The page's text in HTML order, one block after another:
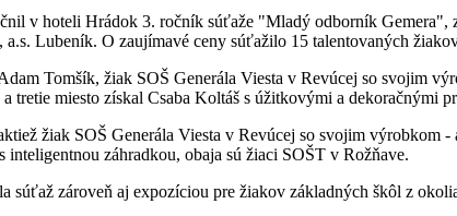
v hoteli Hrádok 3. ročník súťaže "Mladý odborník Gemera",
Lubeník. O zaujímavé ceny súťažilo 15 talentovaných
Tomšík, žiak SOŠ Generála Viesta v Revúcej so svojim
miesto získal Csaba Koltáš s úžitkovými a dekoračnými
žiak SOŠ Generála Viesta v Revúcej so svojim výrobkom
záhradkou, obaja sú žiaci SOŠT v Rožňave.
súťaž zároveň aj expozíciou pre žiakov základných škôl z